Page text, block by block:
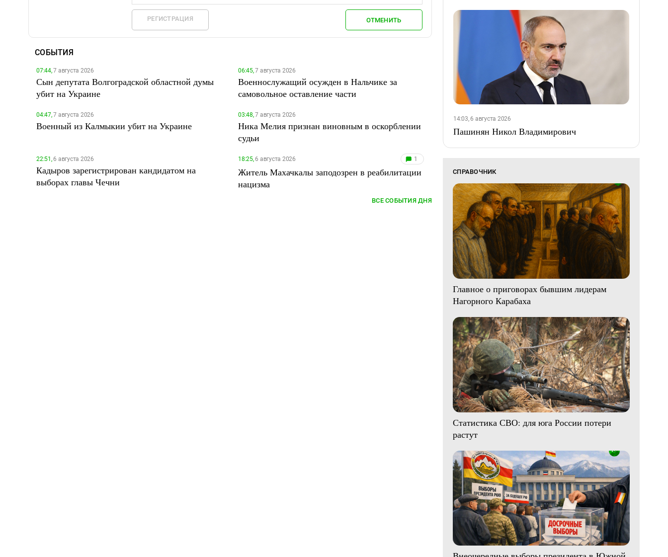
РЕГИСТРАЦИЯ ОТМЕНИТЬ
СОБЫТИЯ
07:44,7 августа 2026
Сын депутата Волгоградской областной думы
убит на Украине
06:45,7 августа 2026
Военнослужащий осужден в Нальчике за
самовольное оставление части
04:47,7 августа 2026
Военный из Калмыкии убит на Украине
03:48,7 августа 2026
Ника Мелия признан виновным в оскорблении
судьи
22:51,6 августа 2026
Кадыров зарегистрирован кандидатом на
выборах главы Чечни
18:25,6 августа 2026 1
Житель Махачкалы заподозрен в реабилитации
нацизма
ВСЕ СОБЫТИЯ ДНЯ
14:03, 6 августа 2026
Пашинян Никол Владимирович
СПРАВОЧНИК
Главное о приговорах бывшим лидерам
Нагорного Карабаха
Статистика СВО: для юга России потери
растут